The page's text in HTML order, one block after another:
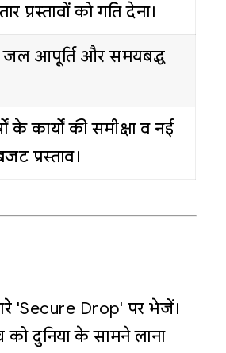
प्रस्तावों को गति देना।
जल आपूर्ति और समयबद्ध
के कार्यों की समीक्षा व नई
प्रस्ताव।
'Secure Drop' पर भेजें।
दुनिया के सामने लाना